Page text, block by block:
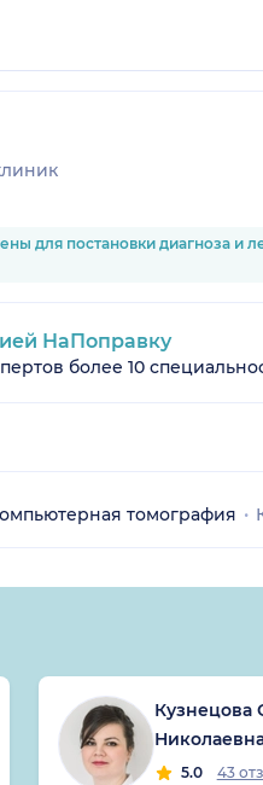
для постановки диагноза
НаПоправку
более 10
томография
Кузнецова
5.0
43